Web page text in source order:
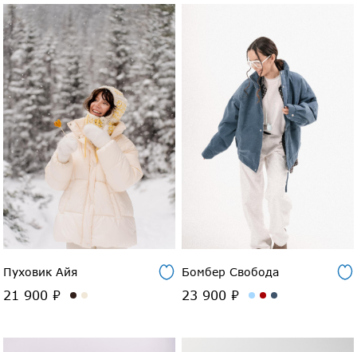
Пуховик Айя
21 900 ₽
Бомбер Свобода
23 900 ₽